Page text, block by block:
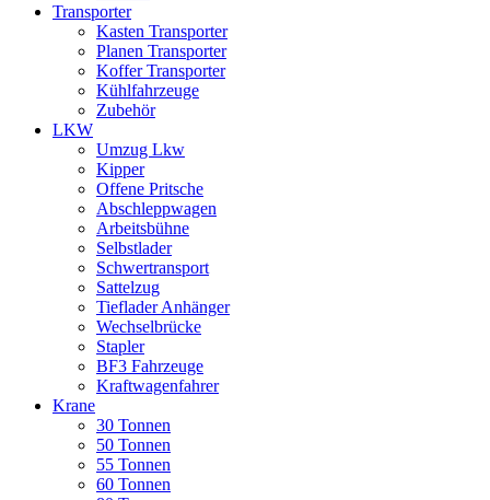
Transporter
Kasten Transporter
Planen Transporter
Koffer Transporter
Kühlfahrzeuge
Zubehör
LKW
Umzug Lkw
Kipper
Offene Pritsche
Abschleppwagen
Arbeitsbühne
Selbstlader
Schwertransport
Sattelzug
Tieflader Anhänger
Wechselbrücke
Stapler
BF3 Fahrzeuge
Kraftwagenfahrer
Krane
30 Tonnen
50 Tonnen
55 Tonnen
60 Tonnen